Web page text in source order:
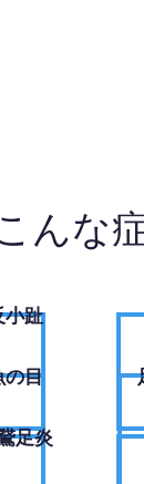
んな
小趾
目
足炎